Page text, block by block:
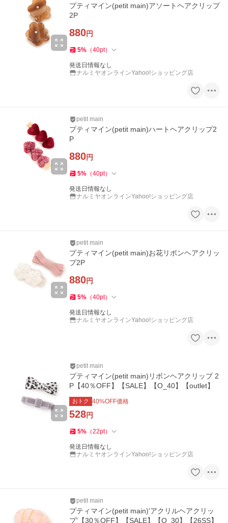
プティマイン(petit main)アソートヘアクリップ
2P
880円
5% （40pt）
発送日情報なし
ナルミヤオンラインYahoo!ショッピング店
petit main
プティマイン(petit main)ハートヘアクリップ2
P
880円
5% （40pt）
発送日情報なし
ナルミヤオンラインYahoo!ショッピング店
petit main
プティマイン(petit main)お花リボンヘアクリッ
プ2P
880円
5% （40pt）
発送日情報なし
ナルミヤオンラインYahoo!ショッピング店
petit main
プティマイン(petit main)リボンヘアクリップ 2
P【40％OFF】【SALE】【O_40】【outlet】
おトク 40%OFF価格
528円
5% （22pt）
発送日情報なし
ナルミヤオンラインYahoo!ショッピング店
petit main
プティマイン(petit main)'アクリルヘアクリッ
プ'【30％OFF】【SALE】【O_30】【26SS】